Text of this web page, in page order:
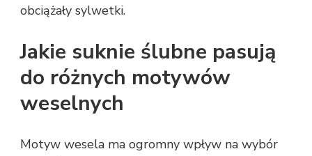
obciążały sylwetki.
Jakie suknie ślubne pasują
do różnych motywów
weselnych
Motyw wesela ma ogromny wpływ na wybór